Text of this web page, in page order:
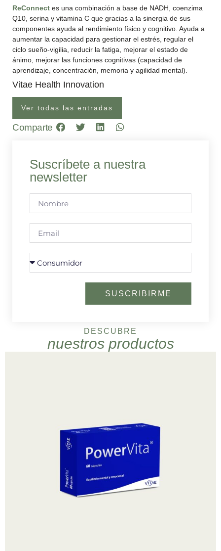
ReConnect es una combinación a base de NADH, coenzima
Q10, serina y vitamina C que gracias a la sinergia de sus
componentes ayuda al rendimiento físico y cognitivo. Ayuda a
aumentar la capacidad para gestionar el estrés, regular el
ciclo sueño-vigilia, reducir la fatiga, mejorar el estado de
ánimo, mejorar las funciones cognitivas (capacidad de
aprendizaje, concentración, memoria y agilidad mental).
Vitae Health Innovation
Ver todas las entradas
Comparte
Suscríbete a nuestra
newsletter
SUSCRIBIRME
DESCUBRE
nuestros productos